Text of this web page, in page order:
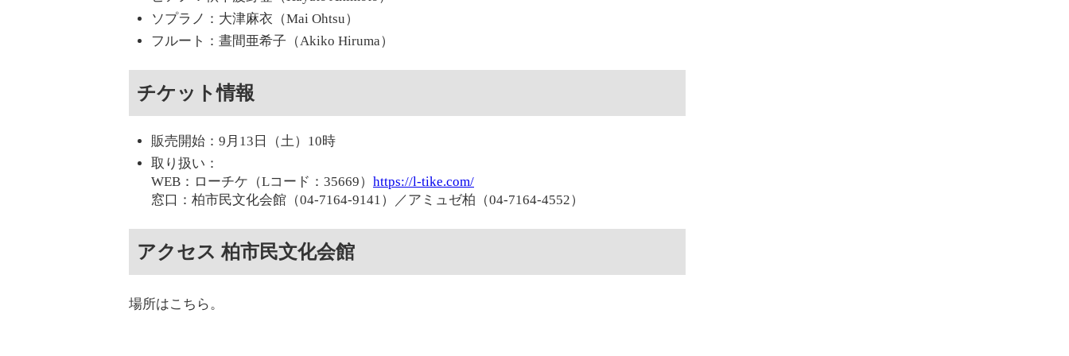
ソプラノ：大津麻衣（Mai Ohtsu）
フルート：晝間亜希子（Akiko Hiruma）
チケット情報
販売開始：9月13日（土）10時
取り扱い：
WEB：ローチケ（Lコード：35669） https://l-tike.com/
窓口：柏市民文化会館（04-7164-9141）／アミュゼ柏（04-7164-4552）
アクセス 柏市民文化会館
場所はこちら。